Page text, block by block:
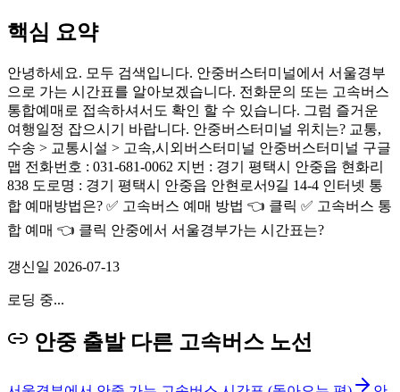
핵심 요약
안녕하세요. 모두 검색입니다. 안중버스터미널에서 서울경부
으로 가는 시간표를 알아보겠습니다. 전화문의 또는 고속버스
통합예매로 접속하셔서도 확인 할 수 있습니다. 그럼 즐거운
여행일정 잡으시기 바랍니다. 안중버스터미널 위치는? 교통,
수송 > 교통시설 > 고속,시외버스터미널 안중버스터미널 구글
맵 전화번호 : 031-681-0062 지번 : 경기 평택시 안중읍 현화리
838 도로명 : 경기 평택시 안중읍 안현로서9길 14-4 인터넷 통
합 예매방법은? ✅ 고속버스 예매 방법 👈 클릭 ✅ 고속버스 통
합 예매 👈 클릭 안중에서 서울경부가는 시간표는?
갱신일 2026-07-13
로딩 중...
안중 출발 다른 고속버스 노선